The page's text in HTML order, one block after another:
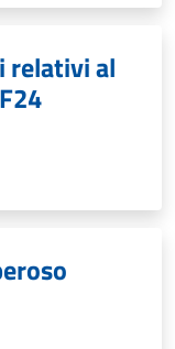
relativi al